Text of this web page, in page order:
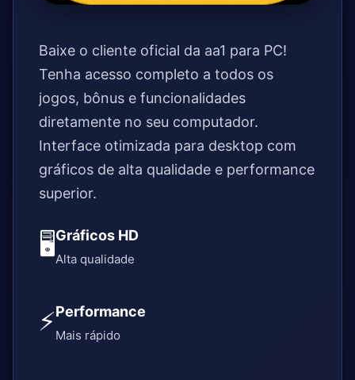
Baixe o cliente oficial da aa1 para PC!
Tenha acesso completo a todos os
jogos, bônus e funcionalidades
diretamente no seu computador.
Interface otimizada para desktop com
gráficos de alta qualidade e performance
superior.
🖥️Gráficos HD
Alta qualidade
⚡Performance
Mais rápido